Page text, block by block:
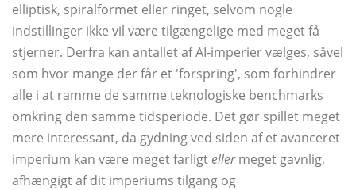
elliptisk, spiralformet eller ringet, selvom nogle
indstillinger ikke vil være tilgængelige med meget få
stjerner. Derfra kan antallet af AI-imperier vælges, såvel
som hvor mange der får et 'forspring', som forhindrer
alle i at ramme de samme teknologiske benchmarks
omkring den samme tidsperiode. Det gør spillet meget
mere interessant, da gydning ved siden af ​​et avanceret
imperium kan være meget farligtellermeget gavnlig,
afhængigt af dit imperiums tilgang og